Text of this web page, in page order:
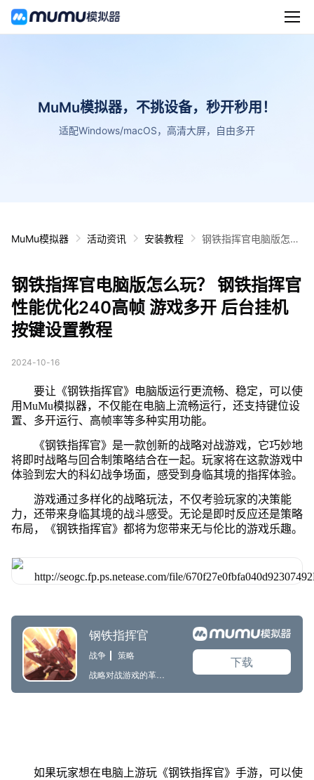
MuMu模拟器，不挑设备，秒开秒用！
适配Windows/macOS，高清大屏，自由多开
MuMu模拟器 活动资讯 安装教程
钢铁指挥官电脑版怎么
后台挂机 按键设置教程
钢铁指挥官电脑版怎么玩？ 钢铁指挥官
性能优化240高帧 游戏多开 后台挂机
按键设置教程
2024-10-16
要让《钢铁指挥官》电脑版运行更流畅、稳定，可以使
用MuMu模拟器，不仅能在电脑上流畅运行，还支持键位设
置、多开运行、高帧率等多种实用功能。
《钢铁指挥官》是一款创新的战略对战游戏，它巧妙地
将即时战略与回合制策略结合在一起。玩家将在这款游戏中
体验到宏大的科幻战争场面，感受到身临其境的指挥体验。
游戏通过多样化的战略玩法，不仅考验玩家的决策能
力，还带来身临其境的战斗感受。无论是即时反应还是策略
布局，《钢铁指挥官》都将为您带来无与伦比的游戏乐趣。
如果玩家想在电脑上游玩《钢铁指挥官》手游，可以使